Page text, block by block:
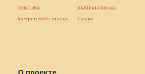
текст юа
kievperevod.com.ua
maltina.com.ua
Cылки